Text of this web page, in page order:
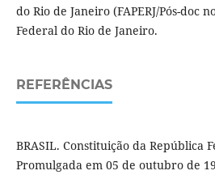
do Rio de Janeiro (FAPERJ/Pós-doc
Federal do Rio de Janeiro.
REFERÊNCIAS
BRASIL. Constituição da República
Promulgada em 05 de outubro de